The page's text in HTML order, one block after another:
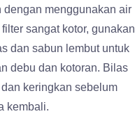
dengan menggunakan air
sangat kotor, gunakan
dan sabun lembut untuk
debu dan kotoran. Bilas
keringkan sebelum
kembali.